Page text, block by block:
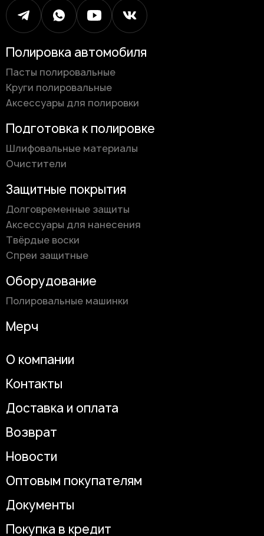
Полировка автомобиля
Пасты полировальные
Круги полировальные
Аксессуары для полировки
Подготовка к полировке
Шлифовальные материалы
Очистители
Защитные покрытия
Долговременные защиты
Аксессуары для нанесения
Твёрдые воски
Спреи защитные
Оборудование
Полировальные машинки
Мерч
О компании
Контакты
Доставка и оплата
Возврат
Новости
Оптовым покупателям
Документы
Покупка в кредит